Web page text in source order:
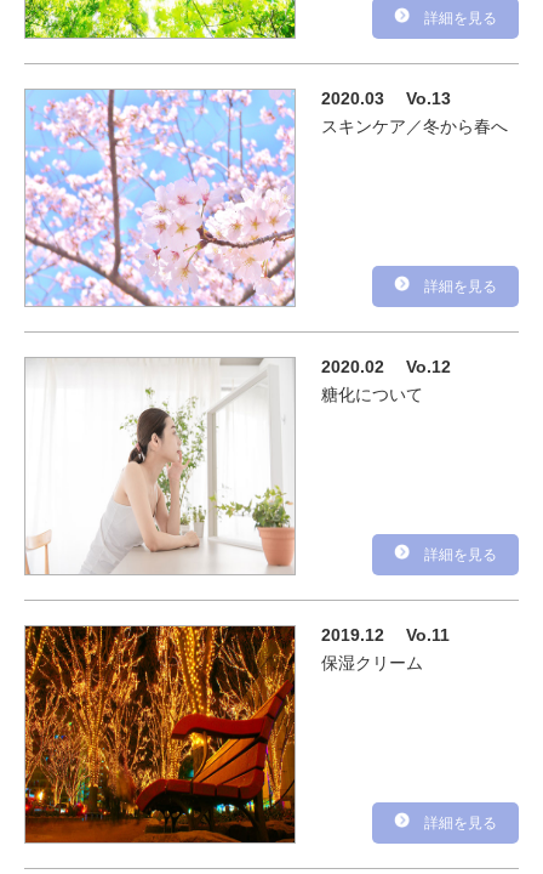
詳細を見る
2020.03 Vo.13
スキンケア／冬から春へ
詳細を見る
2020.02 Vo.12
糖化について
詳細を見る
2019.12 Vo.11
保湿クリーム
詳細を見る